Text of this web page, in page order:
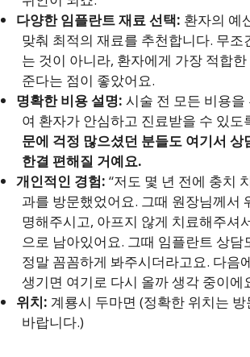
다양한 임플란트 재료 선택: 환자의 예
맞춰 최적의 재료를 추천합니다. 무조
는 것이 아니라, 환자에게 가장 적합
준다는 점이 좋았어요.
명확한 비용 설명: 시술 전 모든 비용
여 환자가 안심하고 진료받을 수 있도
문에 걱정 많으셨던 분들도 여기서 상
한결 편해질 거예요.
개인적인 경험: “저도 몇 년 전에 충치
과를 방문했었어요. 그때 원장님께서
명해주시고, 아프지 않게 치료해주셔
으로 남아있어요. 그때 임플란트 상담
정말 꼼꼼하게 봐주시더라고요. 다음
생기면 여기로 다시 올까 생각 중이에
위치: 계룡시 두마면 (정확한 위치는
바랍니다.)